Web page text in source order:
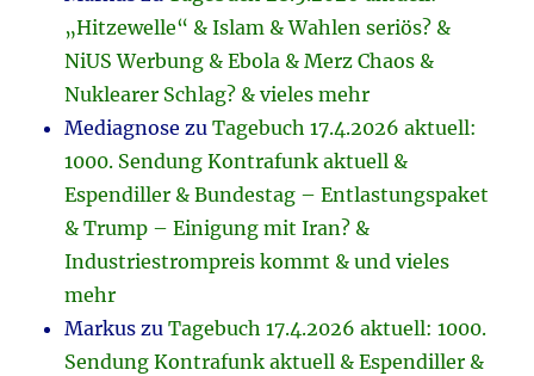
„Hitzewelle“ & Islam & Wahlen seriös? &
NiUS Werbung & Ebola & Merz Chaos &
Nuklearer Schlag? & vieles mehr
Mediagnose zuTagebuch 17.4.2026 aktuell:
1000. Sendung Kontrafunk aktuell &
Espendiller & Bundestag – Entlastungspaket
& Trump – Einigung mit Iran? &
Industriestrompreis kommt & und vieles
mehr
Markus zuTagebuch 17.4.2026 aktuell: 1000.
Sendung Kontrafunk aktuell & Espendiller &